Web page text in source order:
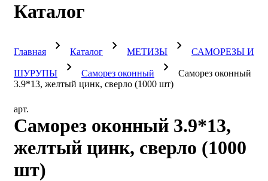
Каталог
Главная Каталог МЕТИЗЫ САМОРЕЗЫ И
ШУРУПЫ Саморез оконный
Саморез оконный
3.9*13, желтый цинк, сверло (1000 шт)
арт.
Саморез оконный 3.9*13,
желтый цинк, сверло (1000
шт)